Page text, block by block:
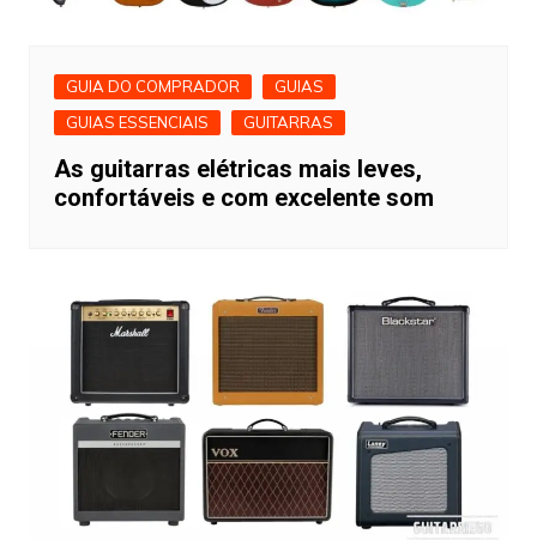
GUIA DO COMPRADOR
GUIAS
GUIAS ESSENCIAIS
GUITARRAS
As guitarras elétricas mais leves,
confortáveis ​​e com excelente som